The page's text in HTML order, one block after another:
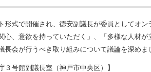
形式で開催され、徳安副議長が委員としてオ
心、意欲を持っていただく」、「多様な人材
会が行うべき取り組みについて議論を深めま
３号館副議長室（神戸市中央区）】